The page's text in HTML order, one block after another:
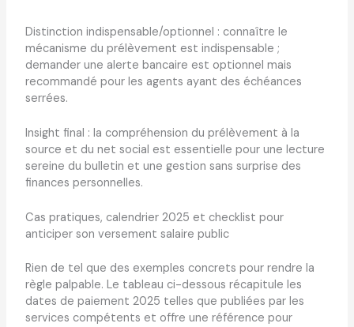
Distinction indispensable/optionnel : connaître le
mécanisme du prélèvement est indispensable ;
demander une alerte bancaire est optionnel mais
recommandé pour les agents ayant des échéances
serrées.
Insight final : la compréhension du prélèvement à la
source et du net social est essentielle pour une lecture
sereine du bulletin et une gestion sans surprise des
finances personnelles.
Cas pratiques, calendrier 2025 et checklist pour
anticiper son versement salaire public
Rien de tel que des exemples concrets pour rendre la
règle palpable. Le tableau ci-dessous récapitule les
dates de paiement 2025 telles que publiées par les
services compétents et offre une référence pour